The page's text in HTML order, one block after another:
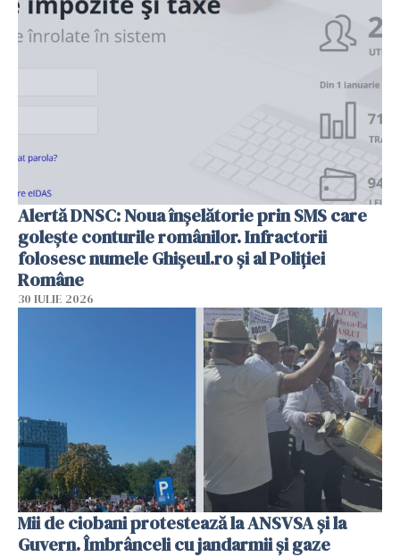
Alertă DNSC: Noua înșelătorie prin SMS care
golește conturile românilor. Infractorii
folosesc numele Ghișeul.ro și al Poliției
Române
30 IULIE 2026
Mii de ciobani protestează la ANSVSA și la
Guvern. Îmbrânceli cu jandarmii și gaze